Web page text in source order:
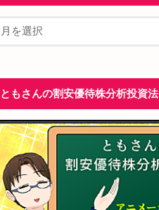
ともさんの割安優待株分析投資法